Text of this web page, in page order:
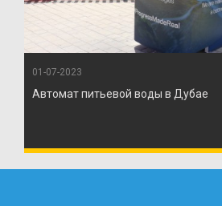
01-07-2023
Автомат питьевой воды в Дубае